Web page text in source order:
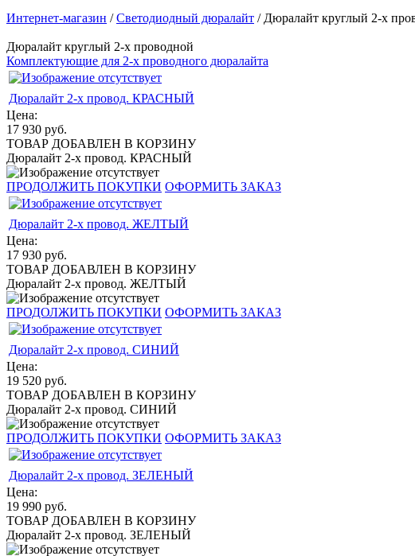
Интернет-магазин /Светодиодный дюралайт / Дюралайт круглый 2-х
Дюралайт круглый 2-х проводной
Комплектующие для 2-х проводного дюралайта
Дюралайт 2-х провод. КРАСНЫЙ
Цена:
17 930 руб.
ТОВАР ДОБАВЛЕН В КОРЗИНУ
Дюралайт 2-х провод. КРАСНЫЙ
ПРОДОЛЖИТЬ ПОКУПКИ ОФОРМИТЬ ЗАКАЗ
Дюралайт 2-х провод. ЖЕЛТЫЙ
Цена:
17 930 руб.
ТОВАР ДОБАВЛЕН В КОРЗИНУ
Дюралайт 2-х провод. ЖЕЛТЫЙ
ПРОДОЛЖИТЬ ПОКУПКИ ОФОРМИТЬ ЗАКАЗ
Дюралайт 2-х провод. СИНИЙ
Цена:
19 520 руб.
ТОВАР ДОБАВЛЕН В КОРЗИНУ
Дюралайт 2-х провод. СИНИЙ
ПРОДОЛЖИТЬ ПОКУПКИ ОФОРМИТЬ ЗАКАЗ
Дюралайт 2-х провод. ЗЕЛЕНЫЙ
Цена:
19 990 руб.
ТОВАР ДОБАВЛЕН В КОРЗИНУ
Дюралайт 2-х провод. ЗЕЛЕНЫЙ